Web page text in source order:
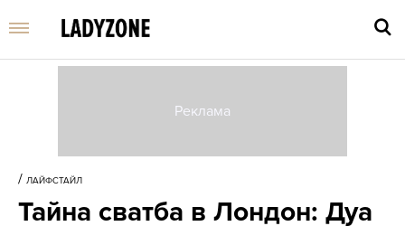
и
/ ЛАЙФСТАЙЛ
Тайна сватба в Лондон: Дуа